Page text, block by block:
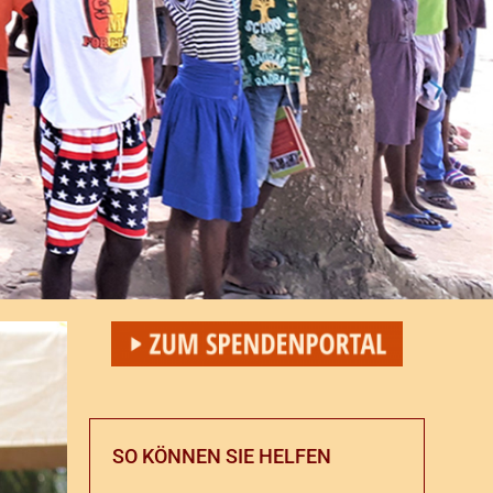
SO KÖNNEN SIE HELFEN